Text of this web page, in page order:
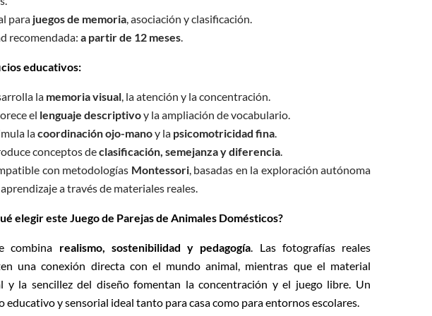
para juegos de memoria, asociación y clasificación.
recomendada: a partir de 12 meses.
educativos:
la memoria visual, la atención y la concentración.
el lenguaje descriptivoy la ampliación de vocabulario.
lacoordinación ojo-manoy la psicomotricidad fina.
conceptos declasificación, semejanza y diferencia.
con metodologías Montessori, basadas en la exploración autónoma
a través de materiales reales.
elegir este Juego de Parejas de Animales Domésticos?
combina realismo, sostenibilidad y pedagogía. Las fotografías reales
una conexión directa con el mundo animal, mientras que el material
y la sencillez del diseño fomentan la concentración y el juego libre. Un
educativo y sensorial ideal tanto para casa como para entornos escolares.